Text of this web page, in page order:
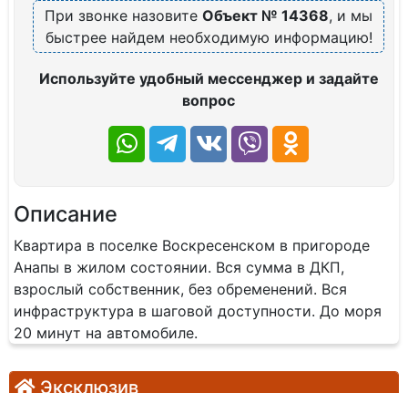
При звонке назовите Объект № 14368, и мы
быстрее найдем необходимую информацию!
Используйте удобный мессенджер и задайте
вопрос
Описание
Квартира в поселке Воскресенском в пригороде
Анапы в жилом состоянии. Вся сумма в ДКП,
взрослый собственник, без обременений. Вся
инфраструктура в шаговой доступности. До моря
20 минут на автомобиле.
Эксклюзив